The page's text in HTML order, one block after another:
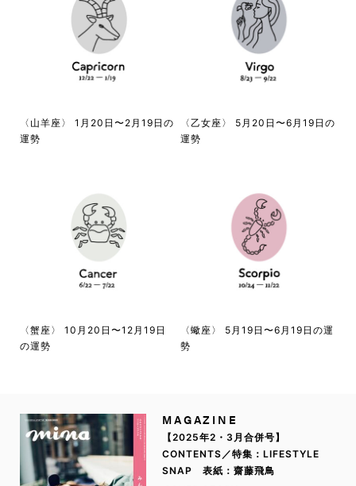
〈山羊座〉 1月20日〜2月19日の
運勢
〈乙女座〉 5月20日〜6月19日の
運勢
〈蟹座〉 10月20日〜12月19日
の運勢
〈蠍座〉 5月19日〜6月19日の運
勢
MAGAZINE
【2025年2・3月合併号】
CONTENTS／特集：LIFESTYLE
SNAP 表紙：齋藤飛鳥